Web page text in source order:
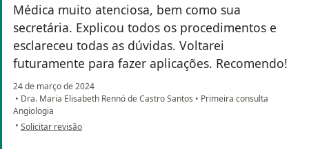
Médica muito atenciosa, bem como sua
secretária. Explicou todos os procedimentos e
esclareceu todas as dúvidas. Voltarei
futuramente para fazer aplicações. Recomendo!
24 de março de 2024
• Dra. Maria Elisabeth Rennó de Castro Santos • Primeira consulta
Angiologia
• na opinião do utilizador Janaina Maia Mesquita
Solicitar revisão